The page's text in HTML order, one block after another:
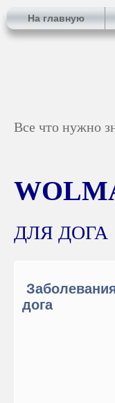
На главную
Все что нужно
ДЛЯ ДОГА
дога